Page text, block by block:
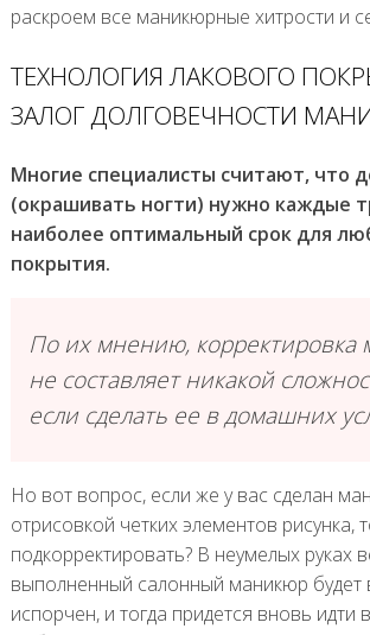
раскроем все маникюрные хитрости и
ТЕХНОЛОГИЯ ЛАКОВОГО
ЗАЛОГ ДОЛГОВЕЧНОСТИ
Многие специалисты считают, что
(окрашивать ногти) нужно каждые
наиболее оптимальный срок для
покрытия.
По их мнению, корректировка
не составляет никакой
если сделать ее в домашних
Но вот вопрос, если же у вас сделан
отрисовкой четких элементов рисунка,
подкорректировать? В неумелых руках
выполненный салонный маникюр будет
испорчен, и тогда придется вновь идти